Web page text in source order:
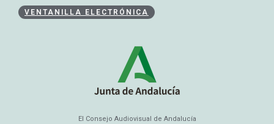
VENTANILLA ELECTRÓNICA
El Consejo Audiovisual de Andalucía